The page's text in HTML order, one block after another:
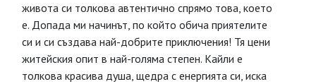
живота си толкова автентично спрямо това, което
е. Допада ми начинът, по който обича приятелите
си и си създава най-добрите приключения! Тя цени
житейския опит в най-голяма степен. Кайли е
толкова красива душа, щедра с енергията си, иска